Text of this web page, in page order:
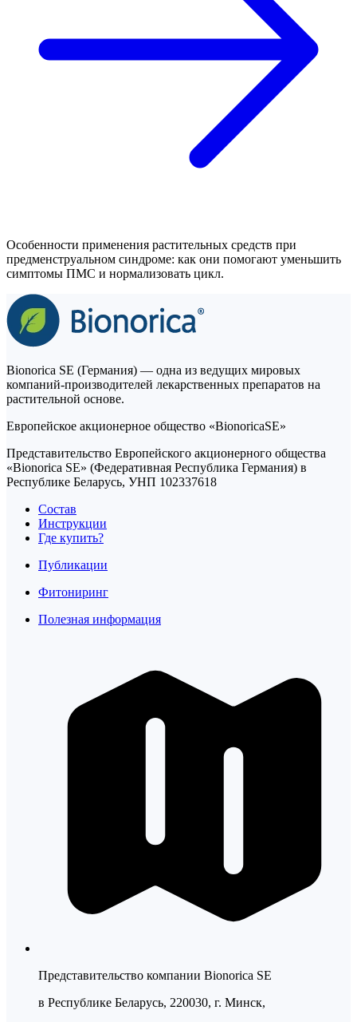
Особенности применения растительных средств при
предменструальном синдроме: как они помогают уменьшить
симптомы ПМС и нормализовать цикл.
Bionorica SE (Германия) — одна из ведущих мировых
компаний-производителей лекарственных препаратов на
растительной основе.
Европейское акционерное общество «BionoricaSE»
Представительство Европейского акционерного общества
«Bionorica SE» (Федеративная Республика Германия) в
Республике Беларусь, УНП 102337618
Состав
Инструкции
Где купить?
Публикации
Фитониринг
Полезная информация
Представительство компании Bionorica SE
в Республике Беларусь, 220030, г. Минск,